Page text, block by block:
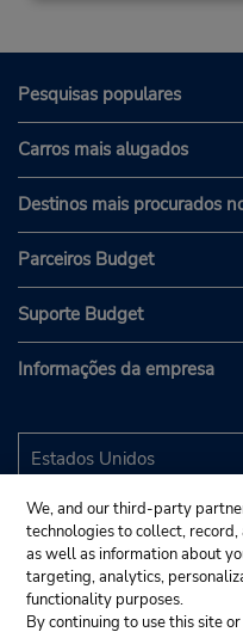
Pesquisas populares
Carros mais alugados
Destinos mais procurados
Parceiros Budget
Suporte Budget
Informações da empresa
We, and our third-party
technologies to collect,
as well as information about
targeting, analytics,
functionality purposes.
By continuing to use this site